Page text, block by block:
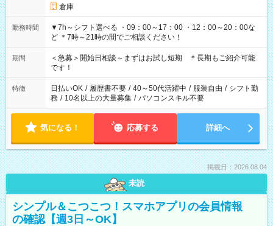
倉庫
勤務時間
▼7h～シフト選べる ・09：00～17：00 ・12：00～20：00な
ど ＊7時～21時の間でご相談ください！
期間
＜急募＞開始日相談～まずはお試し短期 ＊長期もご紹介可能
です！
特徴 日払いOK / 履歴書不要 / 40～50代活躍中 / 服装自由 / シフト勤
務 / 10名以上の大量募集 / パソコンスキル不要
気になる！ 応募する 詳細へ
掲載日：2026.08.04
未読
シンプル＆こつこつ！スマホアプリの会員情報
の確認【週3日～OK】